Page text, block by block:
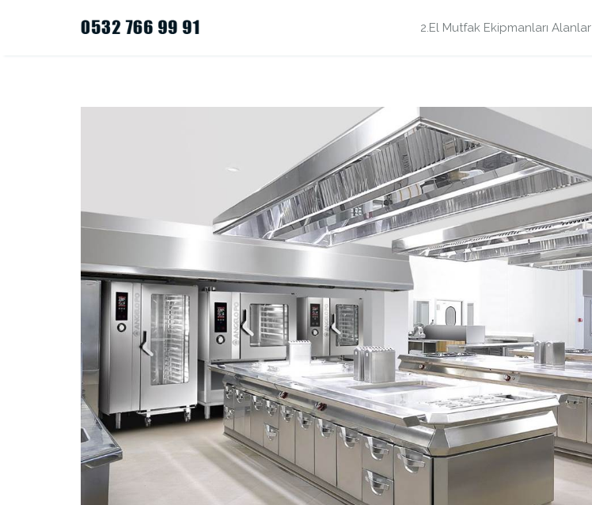
2.El Mutfak Ekipmanları Alanlar